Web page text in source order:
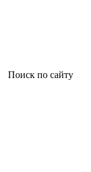
Поиск по сайту